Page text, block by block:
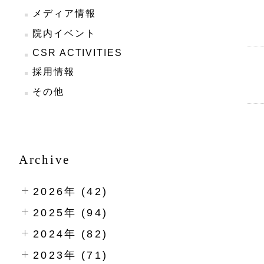
メディア情報
院内イベント
CSR ACTIVITIES
採用情報
その他
Archive
2026年 (42)
2025年 (94)
2024年 (82)
2023年 (71)